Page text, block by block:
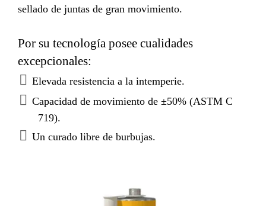
sellado de juntas de gran movimiento.
Por su tecnología posee cualidades
excepcionales:
Elevada resistencia a la intemperie.
Capacidad de movimiento de ±50% (ASTM C
719).
Un curado libre de burbujas.